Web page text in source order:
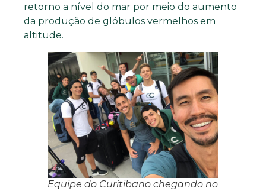
retorno a nível do mar por meio do aumento
da produção de glóbulos vermelhos em
altitude.
Equipe do Curitibano chegando no